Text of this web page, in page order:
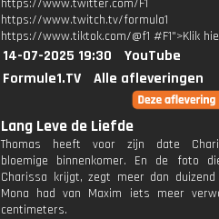
https://www.twitter.com/F1
https://www.twitch.tv/formula1
https://www.tiktok.com/@f1 #F1">Klik
14-07-2025 19:30
YouTube
Formule1.TV
Alle afleveringen
Lang Leve de Liefde
Thomas heeft voor zijn date
bloemige binnenkomer. En de foto
Charissa krijgt, zegt meer dan duizend
Mona had van Maxim iets meer
centimeters.